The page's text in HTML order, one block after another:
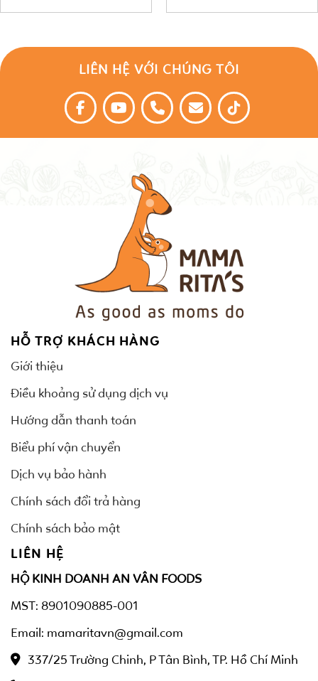
LIÊN HỆ VỚI CHÚNG TÔI
HỖ TRỢ KHÁCH HÀNG
Giới thiệu
Điều khoảng sử dụng dịch vụ
Hướng dẫn thanh toán
Biểu phí vận chuyển
Dịch vụ bảo hành
Chính sách đổi trả hàng
Chính sách bảo mật
LIÊN HỆ
HỘ KINH DOANH AN VÂN FOODS
MST: 8901090885-001
Email: mamaritavn@gmail.com
337/25 Trường Chinh, P Tân Bình, TP. Hồ Chí Minh